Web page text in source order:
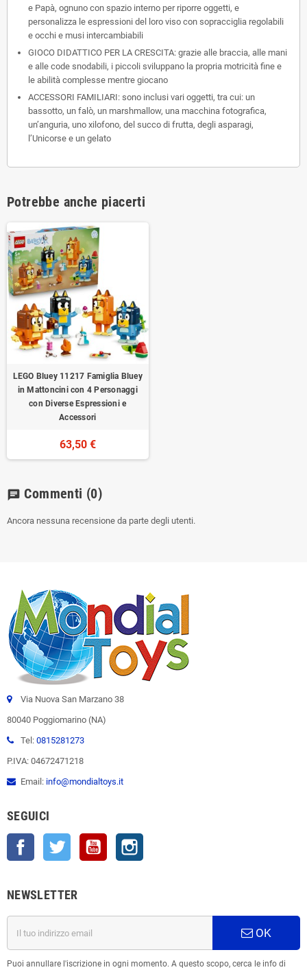
e Papà, ognuno con spazio interno per riporre oggetti, e
personalizza le espressioni del loro viso con sopracciglia regolabili
e occhi e musi intercambiabili
GIOCO DIDATTICO PER LA CRESCITA: grazie alle braccia, alle mani
e alle code snodabili, i piccoli sviluppano la propria motricità fine e
le abilità complesse mentre giocano
ACCESSORI FAMILIARI: sono inclusi vari oggetti, tra cui: un
bassotto, un falò, un marshmallow, una macchina fotografica,
un’anguria, uno xilofono, del succo di frutta, degli asparagi,
l’Unicorse e un gelato
Potrebbe anche piacerti
LEGO Bluey 11217 Famiglia Bluey
in Mattoncini con 4 Personaggi
con Diverse Espressioni e
Accessori
63,50 €
chat Commenti (0)
Ancora nessuna recensione da parte degli utenti.
Via Nuova San Marzano 38
80040 Poggiomarino (NA)
Tel: 0815281273
P.IVA: 04672471218
Email: info@mondialtoys.it
SEGUICI
Facebook Twitter YouTube
NEWSLETTER
OK
Puoi annullare l'iscrizione in ogni momento. A questo scopo, cerca le info di